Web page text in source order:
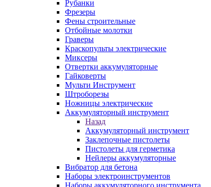
Рубанки
Фрезеры
Фены строительные
Отбойные молотки
Граверы
Краскопульты электрические
Миксеры
Отвертки аккумуляторные
Гайковерты
Мульти Инструмент
Штроборезы
Ножницы электрические
Аккумуляторный инструмент
Назад
Аккумуляторный инструмент
Заклепочные пистолеты
Пистолеты для герметика
Нейлеры аккумуляторные
Вибратор для бетона
Наборы электроинструментов
Наборы аккумуляторного инструмента